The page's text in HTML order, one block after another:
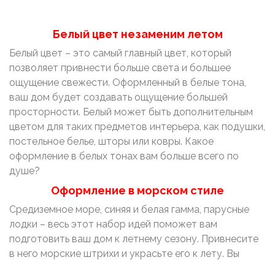
Белый цвет незаменим летом
Белый цвет – это самый главный цвет, который
позволяет привнести больше света и большее
ощущение свежести. Оформленный в белые тона,
ваш дом будет создавать ощущение большей
просторности. Белый может быть дополнительным
цветом для таких предметов интерьера, как подушки,
постельное белье, шторы или ковры. Какое
оформление в белых тонах вам больше всего по
душе?
Оформление в морском стиле
Средиземное море, синяя и белая гамма, парусные
лодки – весь этот набор идей поможет вам
подготовить ваш дом к летнему сезону. Привнесите
в него морские штрихи и украсьте его к лету. Вы